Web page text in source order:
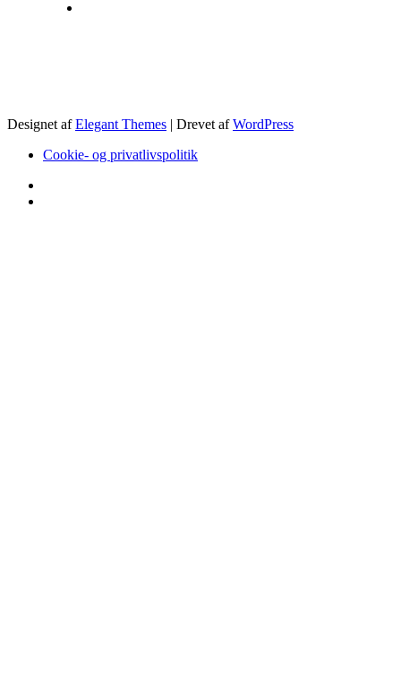
Designet afElegant Themes | Drevet afWordPress
Cookie- og privatlivspolitik